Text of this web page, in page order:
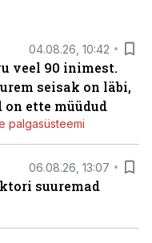
04.08.26, 10:42
veel 90 inimest.
seisak on läbi,
ette müüdud
palgasüsteemi
06.08.26, 13:07
suuremad